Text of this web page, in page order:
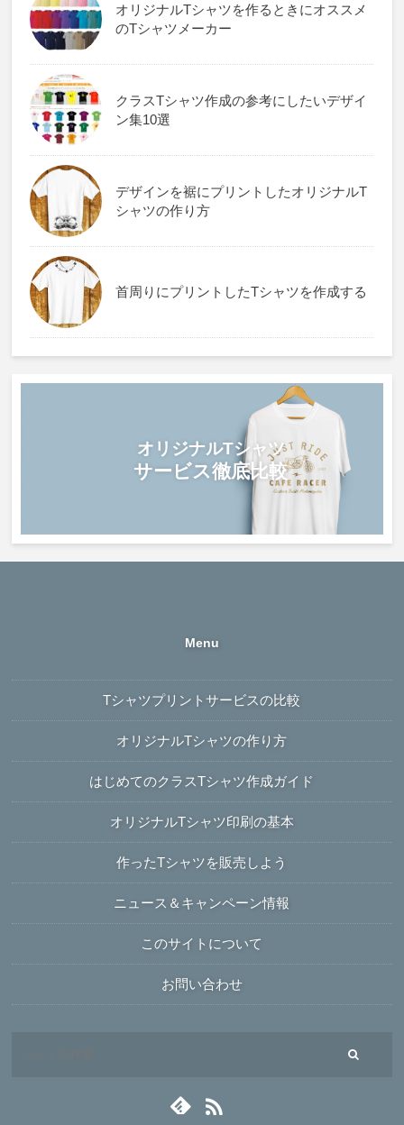
オリジナルTシャツを作るときにオススメ
のTシャツメーカー
クラスTシャツ作成の参考にしたいデザイ
ン集10選
デザインを裾にプリントしたオリジナルT
シャツの作り方
首周りにプリントしたTシャツを作成する
オリジナルTシャツ
サービス徹底比較
Tシャツプリントサービスの比較
オリジナルTシャツの作り方
はじめてのクラスTシャツ作成ガイド
オリジナルTシャツ印刷の基本
作ったTシャツを販売しよう
ニュース＆キャンペーン情報
このサイトについて
お問い合わせ